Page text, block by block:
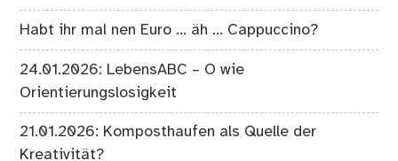
Habt ihr mal nen Euro … äh … Cappuccino?
24.01.2026: LebensABC – O wie
Orientierungslosigkeit
21.01.2026: Komposthaufen als Quelle der
Kreativität?